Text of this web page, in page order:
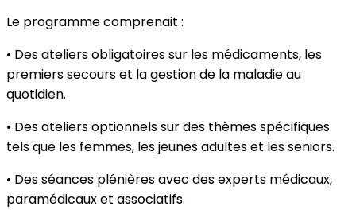
Le programme comprenait :
• Des ateliers obligatoires sur les médicaments, les
premiers secours et la gestion de la maladie au
quotidien.
• Des ateliers optionnels sur des thèmes spécifiques
tels que les femmes, les jeunes adultes et les seniors.
• Des séances plénières avec des experts médicaux,
paramédicaux et associatifs.